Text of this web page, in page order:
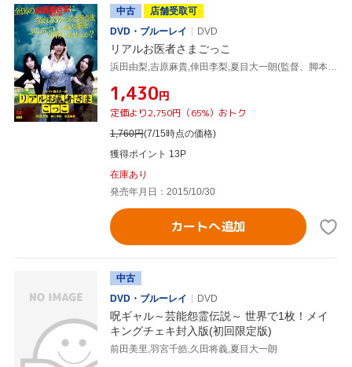
中古
店舗受取可
DVD・ブルーレイ
DVD
リアルお医者さまごっこ
浜田由梨,吉原麻貴,倖田李梨,夏目大一朗(監督、脚本、出演)
¥1,430円
定価より2,750円（65%）おトク
1,760円(7/15時点の価格)
獲得ポイント 13P
在庫あり
発売年月日：2015/10/30
カートへ追加
中古
DVD・ブルーレイ
DVD
呪ギャル～芸能怨霊伝説～ 世界で1枚！メイ
キングチェキ封入版(初回限定版)
前田美里,羽宮千皓,久田将義,夏目大一朗